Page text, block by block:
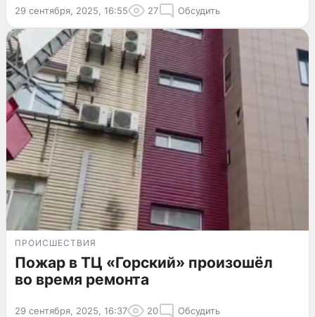
29 сентября, 2025, 16:55 27 Обсудить
ПРОИСШЕСТВИЯ
Пожар в ТЦ «Горский» произошёл
во время ремонта
29 сентября, 2025, 16:37 20 Обсудить